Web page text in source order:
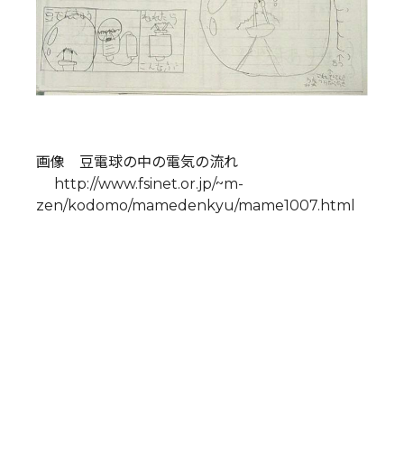
画像 豆電球の中の電気の流れ
http://www.fsinet.or.jp/~m-
zen/kodomo/mamedenkyu/mame1007.html